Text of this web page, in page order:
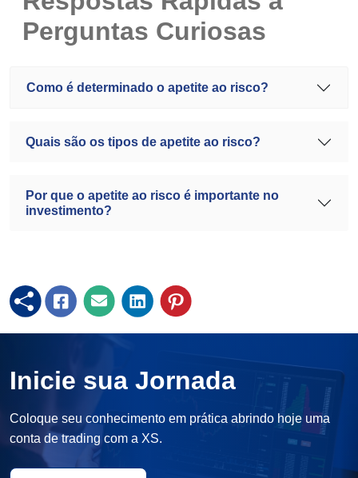
Perguntas Curiosas
Como é determinado o apetite ao risco?
Quais são os tipos de apetite ao risco?
Por que o apetite ao risco é importante no
investimento?
Inicie sua Jornada
Coloque seu conhecimento em prática abrindo hoje uma
conta de trading com a XS.